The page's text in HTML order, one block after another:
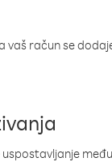
vaš račun se